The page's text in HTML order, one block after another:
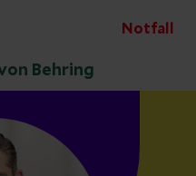
Notfall
Behring